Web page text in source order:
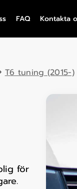
FAQ Kontakta
T6 tuning (2015-)
för